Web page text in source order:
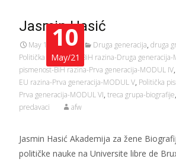
10
May/21
Jasmin Hasić
May 10, 2021 Druga generacija, druga
Politička pismenost-BiH razina-Druga generacija-
pismenost-BiH razina-Prva generacija-MODUL IV,
EU razina-Prva generacija-MODUL V, Politička
Prva generacija-MODUL VI, treca grupa-biografije,
predavaci
afw
Jasmin Hasić Akademija za žene
političke nauke na Universite libre de